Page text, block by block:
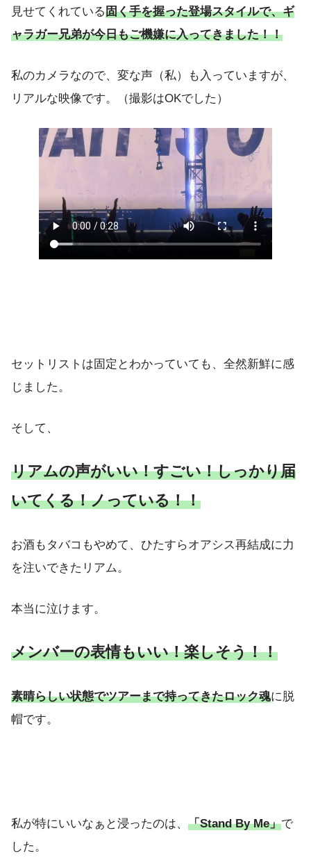
見せてくれている固く手を握った登場スタイルで、ギ
ャラガー兄弟が今日もご機嫌に入ってきました！！
私のカメラなので、変な声（私）も入っていますが、
リアルな映像です。（撮影はOKでした）
セットリストは固定とわかっていても、全然新鮮に感
じました。
そして、
リアムの声がいい！すごい！しっかり届
いてくる！ノっている！！
お酒もタバコもやめて、ひたすらオアシス再結成に力
を注いできたリアム。
本当に泣けます。
メンバーの表情もいい！楽しそう！！
素晴らしい状態でツアーまで持ってきたロック魂に脱
帽です。
私が特にいいなぁと浸ったのは、 「Stand By Me」で
した。